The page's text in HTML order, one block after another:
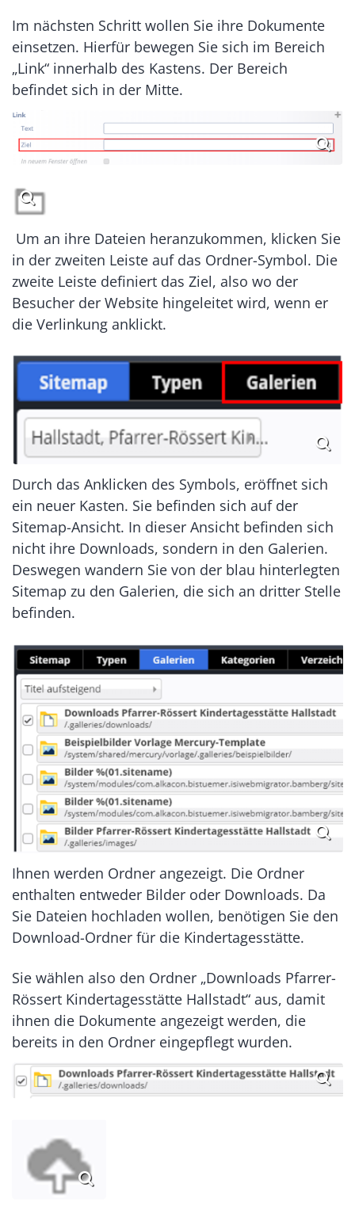
Im nächsten Schritt wollen Sie ihre Dokumente
einsetzen. Hierfür bewegen Sie sich im Bereich
„Link“ innerhalb des Kastens. Der Bereich
befindet sich in der Mitte.
Um an ihre Dateien heranzukommen, klicken Sie
in der zweiten Leiste auf das Ordner-Symbol. Die
zweite Leiste definiert das Ziel, also wo der
Besucher der Website hingeleitet wird, wenn er
die Verlinkung anklickt.
Durch das Anklicken des Symbols, eröffnet sich
ein neuer Kasten. Sie befinden sich auf der
Sitemap-Ansicht. In dieser Ansicht befinden sich
nicht ihre Downloads, sondern in den Galerien.
Deswegen wandern Sie von der blau hinterlegten
Sitemap zu den Galerien, die sich an dritter Stelle
befinden.
Ihnen werden Ordner angezeigt. Die Ordner
enthalten entweder Bilder oder Downloads. Da
Sie Dateien hochladen wollen, benötigen Sie den
Download-Ordner für die Kindertagesstätte.
Sie wählen also den Ordner „Downloads Pfarrer-
Rössert Kindertagesstätte Hallstadt“ aus, damit
ihnen die Dokumente angezeigt werden, die
bereits in den Ordner eingepflegt wurden.